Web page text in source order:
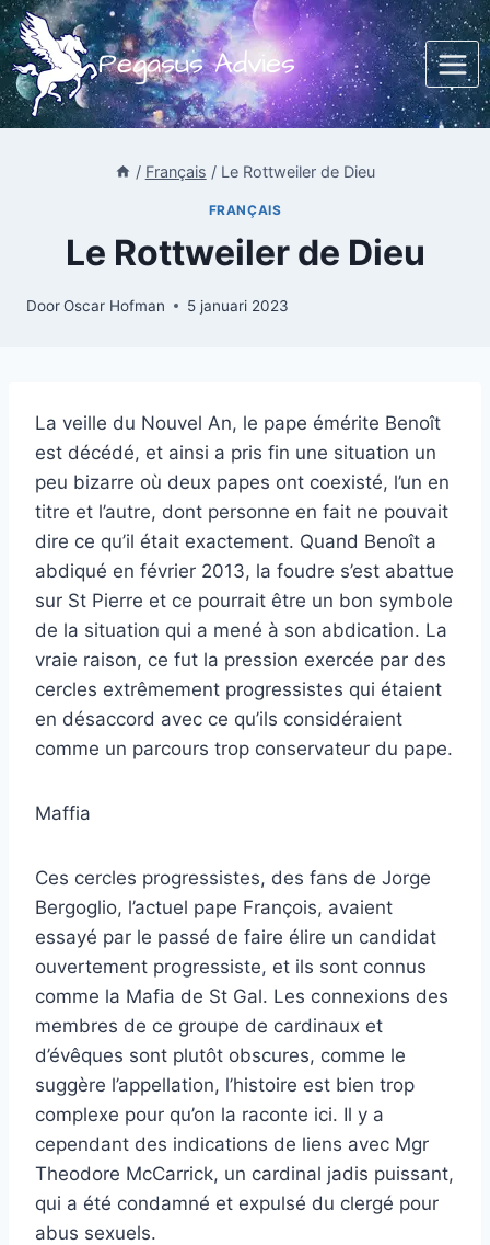
Doorgaan
naar
inhoud
Pegasus Advies
/ Français / Le Rottweiler de Dieu
FRANÇAIS
Le Rottweiler de Dieu
DoorOscar Hofman 5 januari 2023
La veille du Nouvel An, le pape émérite Benoît
est décédé, et ainsi a pris fin une situation un
peu bizarre où deux papes ont coexisté, l’un en
titre et l’autre, dont personne en fait ne pouvait
dire ce qu’il était exactement. Quand Benoît a
abdiqué en février 2013, la foudre s’est abattue
sur St Pierre et ce pourrait être un bon symbole
de la situation qui a mené à son abdication. La
vraie raison, ce fut la pression exercée par des
cercles extrêmement progressistes qui étaient
en désaccord avec ce qu’ils considéraient
comme un parcours trop conservateur du pape.
Maffia
Ces cercles progressistes, des fans de Jorge
Bergoglio, l’actuel pape François, avaient
essayé par le passé de faire élire un candidat
ouvertement progressiste, et ils sont connus
comme la Mafia de St Gal. Les connexions des
membres de ce groupe de cardinaux et
d’évêques sont plutôt obscures, comme le
suggère l’appellation, l’histoire est bien trop
complexe pour qu’on la raconte ici. Il y a
cependant des indications de liens avec Mgr
Theodore McCarrick, un cardinal jadis puissant,
qui a été condamné et expulsé du clergé pour
abus sexuels.